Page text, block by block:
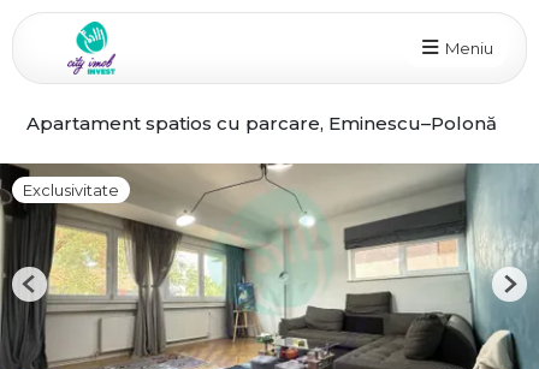
Meniu
Apartament spatios cu parcare, Eminescu–Polonă
Exclusivitate
Previous